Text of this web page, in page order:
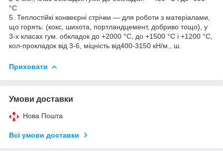
°C
5. Теплостійкі конвеєрні стрічки — для роботи з матеріалами,
що горять: (кокс, шихота, портландцемент, добриво тощо), у
3-х класах гум. обкладок до +2000 °C, до +1500 °C і +1200 °C,
кол-прокладок від 3-6, міцність від400-3150 кН/м., ш.
Приховати
Умови доставки
Нова Пошта
Всі умови доставки